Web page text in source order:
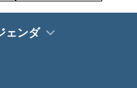
ェンダ